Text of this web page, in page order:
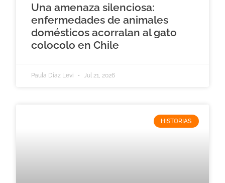
Una amenaza silenciosa:
enfermedades de animales
domésticos acorralan al gato
colocolo en Chile
Paula Díaz Levi Jul 21, 2026
HISTORIAS